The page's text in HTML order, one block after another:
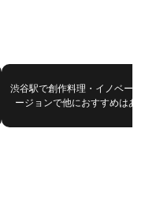
渋谷駅で創作料理・イノベー
ージョンで他におすすめはあ